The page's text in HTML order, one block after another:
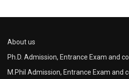
About us
Ph.D. Admission, Entrance Exam and
M.Phil Admission, Entrance Exam and